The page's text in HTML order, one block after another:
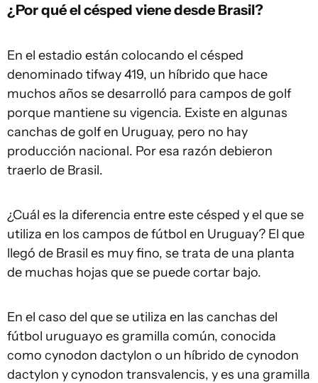
¿Por qué el césped viene desde Brasil?
En el estadio están colocando el césped
denominado tifway 419, un híbrido que hace
muchos años se desarrolló para campos de golf
porque mantiene su vigencia. Existe en algunas
canchas de golf en Uruguay, pero no hay
producción nacional. Por esa razón debieron
traerlo de Brasil.
¿Cuál es la diferencia entre este césped y el que se
utiliza en los campos de fútbol en Uruguay? El que
llegó de Brasil es muy fino, se trata de una planta
de muchas hojas que se puede cortar bajo.
En el caso del que se utiliza en las canchas del
fútbol uruguayo es gramilla común, conocida
como cynodon dactylon o un híbrido de cynodon
dactylon y cynodon transvalencis, y es una gramilla